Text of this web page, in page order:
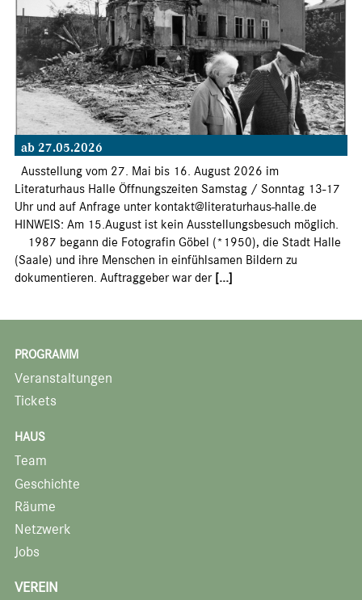
ab 27.05.2026
Ausstellung vom 27. Mai bis 16. August 2026 im
Literaturhaus Halle Öffnungszeiten Samstag / Sonntag 13-17
Uhr und auf Anfrage unter kontakt@literaturhaus-halle.de
HINWEIS: Am 15.August ist kein Ausstellungsbesuch möglich.
1987 begann die Fotografin Göbel (*1950), die Stadt Halle
(Saale) und ihre Menschen in einfühlsamen Bildern zu
dokumentieren. Auftraggeber war der [...]
PROGRAMM
Veranstaltungen
Tickets
HAUS
Team
Geschichte
Räume
Netzwerk
Jobs
VEREIN